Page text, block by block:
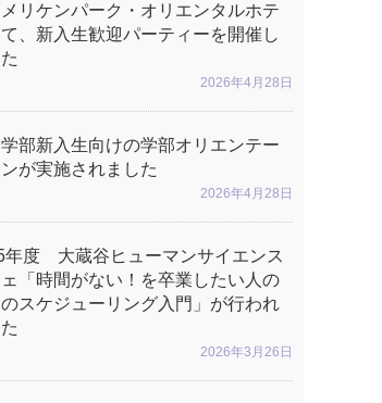
2026年4月28日
リケンパーク・オリエンタルホテ
、新入生歓迎パーティーを開催し
2026年4月28日
学部新入生向けの学部オリエンテー
が実施されました
2026年3月26日
年度 大蔵谷ヒューマンサイエンス
「時間がない！を卒業したい人の
スケジューリング入門」が行われ